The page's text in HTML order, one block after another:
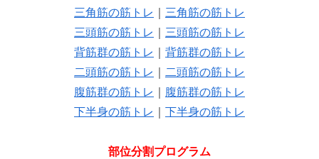
三角筋の筋トレ
三角筋の筋トレ
三頭筋の筋トレ
三頭筋の筋トレ
背筋群の筋トレ
背筋群の筋トレ
二頭筋の筋トレ
二頭筋の筋トレ
腹筋群の筋トレ
腹筋群の筋トレ
下半身の筋トレ
下半身の筋トレ
部位分割プログラム